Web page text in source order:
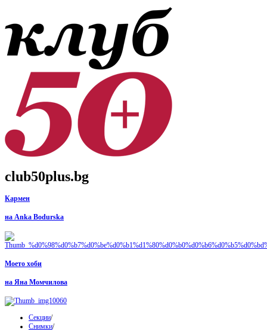
club50plus.bg
Кармен
на Anka Bodurska
Моето хоби
на Яна Момчилова
Секции/
Снимки/